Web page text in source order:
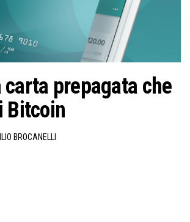
carta prepagata che
Bitcoin
BROCANELLI